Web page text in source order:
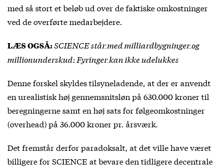
med så stort et beløb ud over de faktiske omkostninger
ved de overførte medarbejdere.
LÆS OGSÅ:SCIENCE står med milliardbygninger og
millionunderskud: Fyringer kan ikke udelukkes
Denne forskel skyldes tilsyneladende, at der er anvendt
en urealistisk høj gennemsnitsløn på 630.000 kroner til
beregningerne samt en høj sats for følgeomkostninger
(overhead) på 36.000 kroner pr. årsværk.
Det fremstår derfor paradoksalt, at det ville have været
billigere for SCIENCE at bevare den tidligere decentrale